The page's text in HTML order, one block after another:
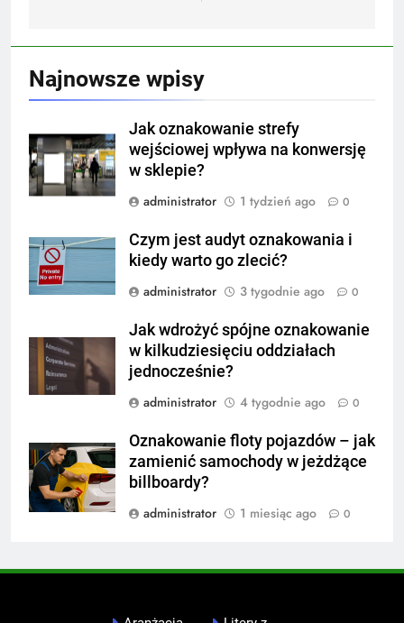
Najnowsze wpisy
Jak oznakowanie strefy
wejściowej wpływa na konwersję
w sklepie?
administrator
1 tydzień ago 0
Czym jest audyt oznakowania i
kiedy warto go zlecić?
administrator
3 tygodnie ago 0
Jak wdrożyć spójne oznakowanie
w kilkudziesięciu oddziałach
jednocześnie?
administrator
4 tygodnie ago 0
Oznakowanie floty pojazdów – jak
zamienić samochody w jeżdżące
billboardy?
administrator
1 miesiąc ago 0